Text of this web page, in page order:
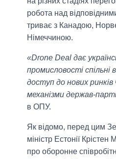
робота над
триває з Канадою,
Німеччиною.
«Drone Deal дає
промисловості
доступ до нових ринків
механізми держав-
в ОПУ.
Як відомо, перед цим
міністр Естонії Крістен
про оборонне